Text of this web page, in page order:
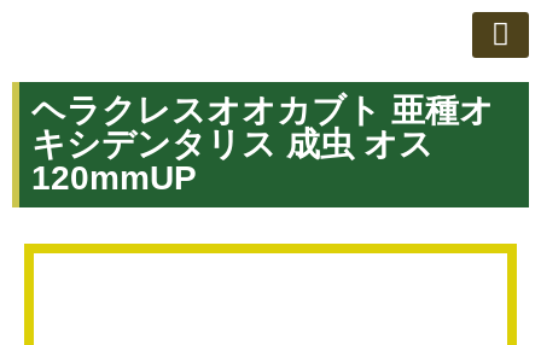
ヘラクレスオオカブト 亜種オ
キシデンタリス 成虫 オス
120mmUP